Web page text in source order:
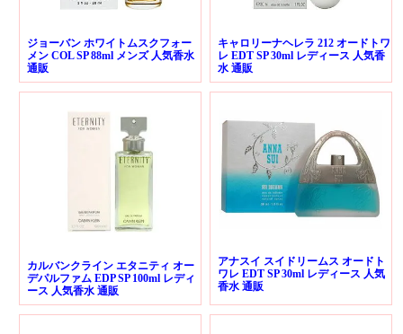
ジョーバン ホワイトムスクフォー
メン COL SP 88ml メンズ 人気香水
通販
キャロリーナヘレラ 212 オードトワ
レ EDT SP 30ml レディース 人気香
水 通販
カルバンクライン エタニティ オー
デパルファム EDP SP 100ml レディ
ース 人気香水 通販
アナスイ スイドリームス オードト
ワレ EDT SP 30ml レディース 人気
香水 通販